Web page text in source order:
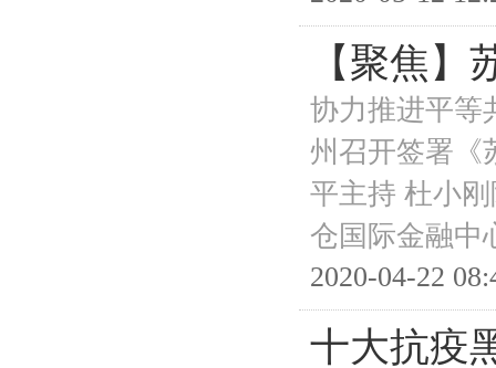
【聚焦
协力推进平等
州召开签署《
平主持 杜小
仓国际金融中
2020-04-22
十大抗疫